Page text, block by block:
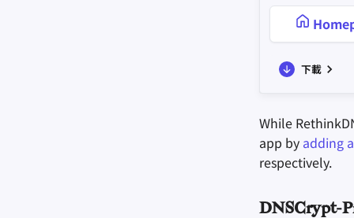
下載
While
app by adding
respectively.
DNSCrypt-